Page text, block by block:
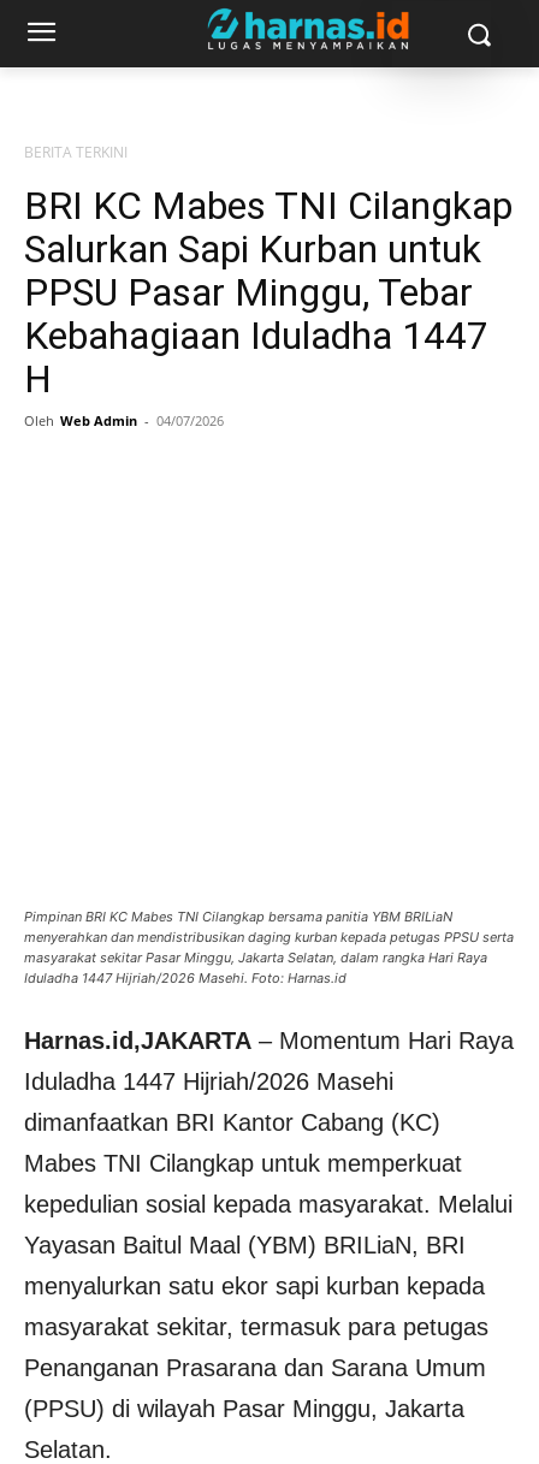
BERITA TERKINI
BRI KC Mabes TNI Cilangkap
Salurkan Sapi Kurban untuk
PPSU Pasar Minggu, Tebar
Kebahagiaan Iduladha 1447
H
Oleh Web Admin - 04/07/2026
Pimpinan BRI KC Mabes TNI Cilangkap bersama panitia YBM BRILiaN
menyerahkan dan mendistribusikan daging kurban kepada petugas PPSU serta
masyarakat sekitar Pasar Minggu, Jakarta Selatan, dalam rangka Hari Raya
Iduladha 1447 Hijriah/2026 Masehi. Foto: Harnas.id
Harnas.id,JAKARTA – Momentum Hari Raya
Iduladha 1447 Hijriah/2026 Masehi
dimanfaatkan BRI Kantor Cabang (KC)
Mabes TNI Cilangkap untuk memperkuat
kepedulian sosial kepada masyarakat. Melalui
Yayasan Baitul Maal (YBM) BRILiaN, BRI
menyalurkan satu ekor sapi kurban kepada
masyarakat sekitar, termasuk para petugas
Penanganan Prasarana dan Sarana Umum
(PPSU) di wilayah Pasar Minggu, Jakarta
Selatan.